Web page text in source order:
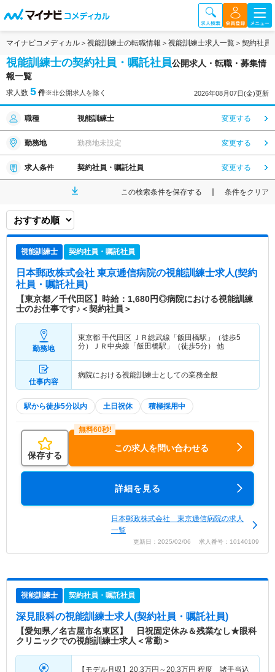
マイナビコメディカル 視能訓練士の転職情報 視能訓練士求人一覧 契約社員
視能訓練士の契約社員・嘱託社員公開求人・転職・募集情
報一覧
求人数 5 件※非公開求人を除く 2026年08月07日(金)更新
職種 視能訓練士 変更する
勤務地 勤務地未設定 変更する
求人条件 契約社員・嘱託社員 変更する
この検索条件を保存する 条件をクリア
視能訓練士 契約社員・嘱託社員
日本郵政株式会社 東京逓信病院の視能訓練士求人(契約
社員・嘱託社員)
【東京都／千代田区】時給：1,680円◎病院における視能訓練
士のお仕事です♪＜契約社員＞
勤務地
東京都 千代田区 ＪＲ総武線「飯田橋駅」（徒歩5
分）ＪＲ中央線「飯田橋駅」（徒歩5分） 他
仕事内容
病院における視能訓練士としての業務全般
駅から徒歩5分以内 土日祝休 積極採用中
保存する
この求人を問い合わせる
詳細を見る
日本郵政株式会社 東京逓信病院の求人
一覧
更新日：2025/02/06 求人番号：10140109
視能訓練士 契約社員・嘱託社員
深見眼科の視能訓練士求人(契約社員・嘱託社員)
【愛知県／名古屋市名東区】 日祝固定休み＆残業なし★眼科
クリニックでの視能訓練士求人＜常勤＞
【モデル月収】 20.3万円～20.3万円 程度 諸手当込